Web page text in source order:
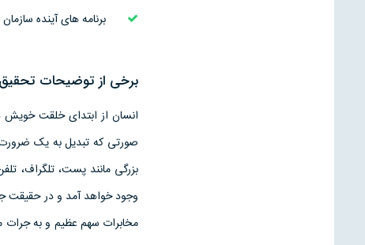
برنامه های آينده سازمان
برخی از توضیحات تحقیق
انسان از ابتدای خلقت خويش
صورتی که تبديل به يک
بزرگی مانند پست، تلگراف،
وجود خواهد آمد و در حقيقت
مخابرات سهم عظيم و به جرات